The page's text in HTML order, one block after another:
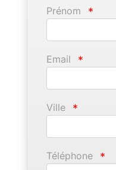
Prénom *
Email *
Ville *
Téléphone *